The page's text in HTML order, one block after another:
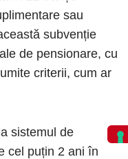
sau
subvenție
de pensionare, cu
criterii, cum ar
sistemul de
cel puțin 2 ani în